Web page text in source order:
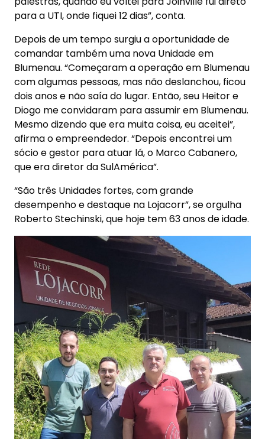
para a UTI, onde fiquei 12 dias”, conta.
Depois de um tempo surgiu a oportunidade de
comandar também uma nova Unidade em
Blumenau. “Começaram a operação em Blumenau
com algumas pessoas, mas não deslanchou, ficou
dois anos e não saía do lugar. Então, seu Heitor e
Diogo me convidaram para assumir em Blumenau.
Mesmo dizendo que era muita coisa, eu aceitei”,
afirma o empreendedor. “Depois encontrei um
sócio e gestor para atuar lá, o Marco Cabanero,
que era diretor da SulAmérica”.
“São três Unidades fortes, com grande
desempenho e destaque na Lojacorr”, se orgulha
Roberto Stechinski, que hoje tem 63 anos de idade.